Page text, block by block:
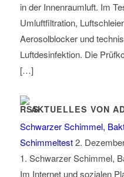
in der Innenraumluft. Im
Umluftfiltration,
Aerosolblocker und
Luftdesinfektion. Die
[…]
AKTUELLES VON
Schwarzer Schimmel,
Schimmeltest 2.
1. Schwarzer Schimmel,
Im Internet und sozialen